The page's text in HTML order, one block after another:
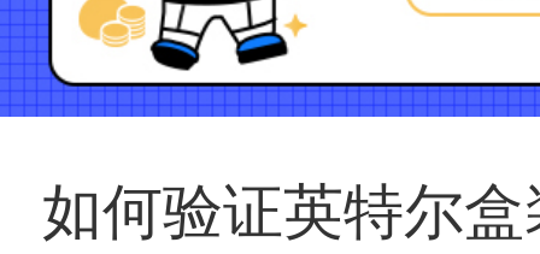
如何验证英特尔